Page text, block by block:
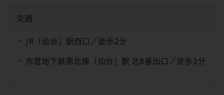
交通
JR「仙台」駅西口／徒歩2分
市営地下鉄南北線「仙台」駅 北8番出口／徒歩3分